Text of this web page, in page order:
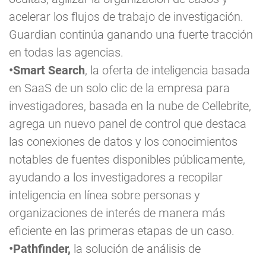
acelerar los flujos de trabajo de investigación.
Guardian continúa ganando una fuerte tracción
en todas las agencias.
•Smart Search, la oferta de inteligencia basada
en SaaS de un solo clic de la empresa para
investigadores, basada en la nube de Cellebrite,
agrega un nuevo panel de control que destaca
las conexiones de datos y los conocimientos
notables de fuentes disponibles públicamente,
ayudando a los investigadores a recopilar
inteligencia en línea sobre personas y
organizaciones de interés de manera más
eficiente en las primeras etapas de un caso.
•Pathfinder, la solución de análisis de